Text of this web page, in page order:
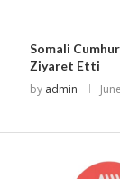
Somali
Ziyaret Etti
by admin